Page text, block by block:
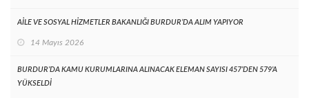
AİLE VE SOSYAL HİZMETLER BAKANLIĞI BURDUR’DA ALIM YAPIYOR
14 Mayıs 2026
BURDUR’DA KAMU KURUMLARINA ALINACAK ELEMAN SAYISI 457’DEN 579’A
YÜKSELDİ